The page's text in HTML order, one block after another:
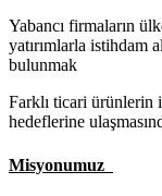
Yabancı firmaların
yatırımlarla istihdam
bulunmak
Farklı ticari ürünlerin
hedeflerine
Misyonumuz